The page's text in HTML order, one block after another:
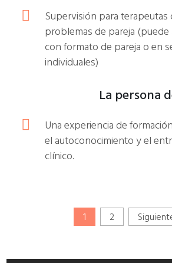
Supervisión para terapeutas
problemas de pareja
con formato de pareja o en
individuales)
La persona
Una experiencia de
el autoconocimiento y el
clínico.
1 2